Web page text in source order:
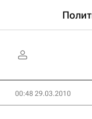
00:48 29.03.2010